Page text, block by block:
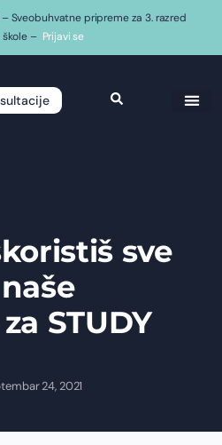
– Sveobuhvatne pripreme za 3. razred
– Prijavi se
sve
STUDY
24, 2021